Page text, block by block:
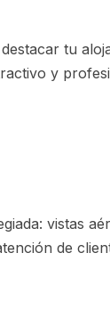
tu
y
vistas
de